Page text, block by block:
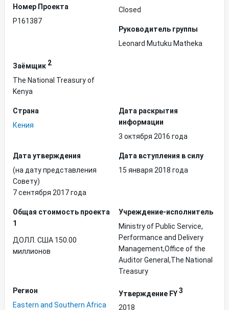
Hомер Проекта
P161387
Closed
Руководитель группы
Leonard Mutuku Matheka
Заёмщик 2
The National Treasury of
Kenya
Страна
Кения
Дата раскрытия
информации
3 октября 2016 года
Дата утверждения
(на дату представления
Совету)
7 сентября 2017 года
Дата вступления в силу
15 января 2018 года
Общая стоимость проекта
1
ДОЛЛ. США 150.00
миллионов
Учреждение-исполнитель
Ministry of Public Service,
Performance and Delivery
Management,Office of the
Auditor General,The National
Treasury
Регион
Eastern and Southern Africa
Утверждение FY3
2018